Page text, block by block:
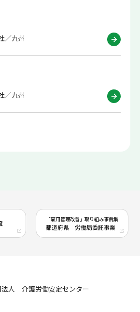
／九州
／九州
「雇用管理改善」取り組み事例集
都道府県 労働局委託事業
法人 介護労働安定センター